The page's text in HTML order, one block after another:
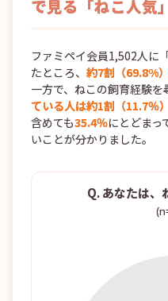
で見る「ねこ人気」
ファミペイ会員1,502人に
たところ、 約7割（69.8%
一方で、ねこの飼育経験を
ている人は約1割（11.7％）
含めても35.4％にとどまっ
いことが分かりました。
Q. あなたは、